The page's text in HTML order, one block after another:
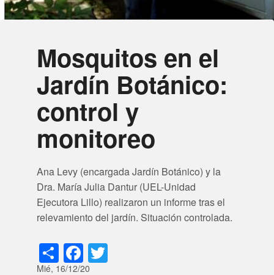
Mosquitos en el
Jardín Botánico:
control y
monitoreo
Ana Levy (encargada Jardín Botánico) y la
Dra. María Julia Dantur (UEL-Unidad
Ejecutora Lillo) realizaron un informe tras el
relevamiento del jardín. Situación controlada.
ShareFacebook
Mié, 16/12/20